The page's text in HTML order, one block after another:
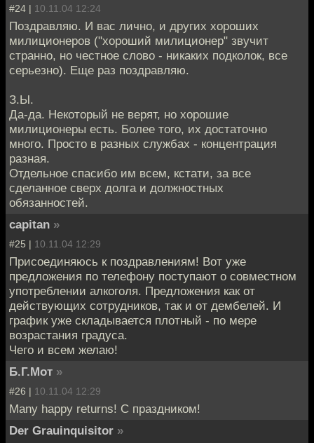
#24 | 10.11.04 12:24
Поздравляю. И вас лично, и других хороших
милиционеров ("хороший милиционер" звучит
странно, но честное слово - никаких подколок, все
серьезно). Еще раз поздравляю.
З.Ы.
Да-да. Некоторый не верят, но хорошие
милиционеры есть. Более того, их достаточно
много. Просто в разных службах - концентрация
разная.
Отдельное спасибо им всем, кстати, за все
сделанное сверх долга и должностных
обязанностей.
capitan »
#25 | 10.11.04 12:29
Присоединяюсь к поздравлениям! Вот уже
предложения по телефону поступают о совместном
употреблении алкоголя. Предложения как от
действующих сотрудников, так и от дембелей. И
график уже складывается плотный - по мере
возрастания градуса.
Чего и всем желаю!
Б.Г.Мот »
#26 | 10.11.04 12:29
Many happy returns! С праздником!
Der Grauinquisitor »